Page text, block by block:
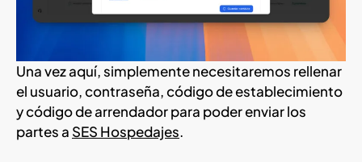
Una vez aquí, simplemente necesitaremos rellenar
el usuario, contraseña, código de establecimiento
y código de arrendador para poder enviar los
partes a SES Hospedajes.